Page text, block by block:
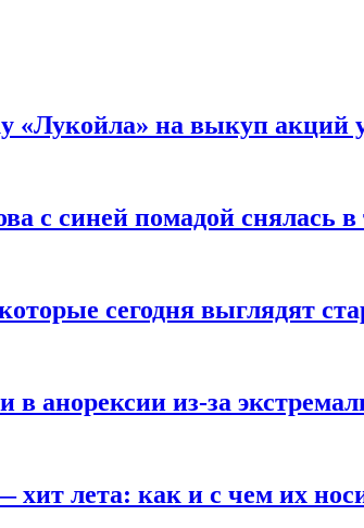
«Лукойла» на выкуп акций
с синей помадой снялась в
сегодня выглядят
в анорексии из-за
лета: как и с чем их